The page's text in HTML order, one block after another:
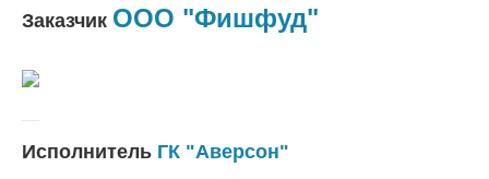
Заказчик ООО "Фишфуд"
Исполнитель ГК "Аверсон"